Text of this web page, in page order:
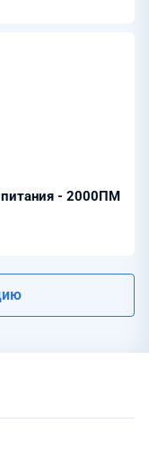
- 2000ПМ